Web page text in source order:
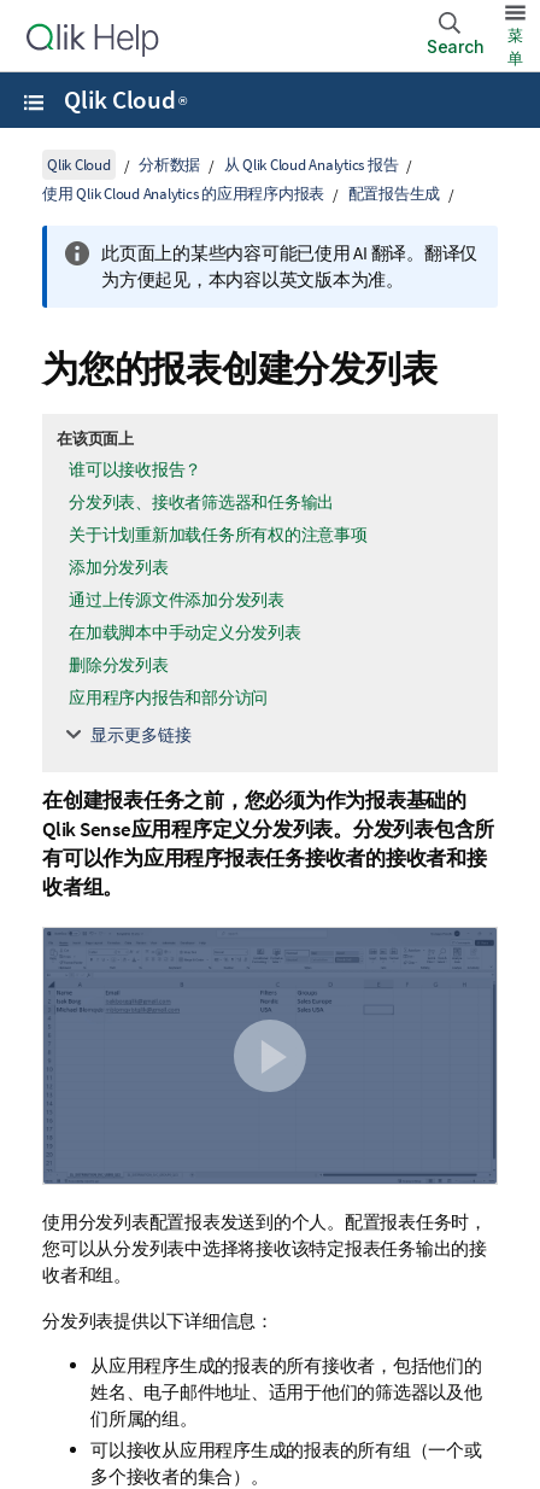
Search
菜
单
Qlik Cloud ®
Qlik Cloud 分析数据
从 Qlik Cloud Analytics 报告
使用 Qlik Cloud Analytics 的应用程序内报表
配置报告生成
此页面上的某些内容可能已使用 AI 翻译。翻译仅
为方便起见，本内容以英文版本为准。
为您的报表创建分发列表
在该页面上
谁可以接收报告？
分发列表、接收者筛选器和任务输出
关于计划重新加载任务所有权的注意事项
添加分发列表
通过上传源文件添加分发列表
在加载脚本中手动定义分发列表
删除分发列表
应用程序内报告和部分访问
显示更多链接
在创建报表任务之前，您必须为作为报表基础的
Qlik Sense应用程序定义分发列表。分发列表包含所
有可以作为应用程序报表任务接收者的接收者和接
收者组。
使用分发列表配置报表发送到的个人。配置报表任务时，
您可以从分发列表中选择将接收该特定报表任务输出的接
收者和组。
分发列表提供以下详细信息：
从应用程序生成的报表的所有接收者，包括他们的
姓名、电子邮件地址、适用于他们的筛选器以及他
们所属的组。
可以接收从应用程序生成的报表的所有组（一个或
多个接收者的集合）。